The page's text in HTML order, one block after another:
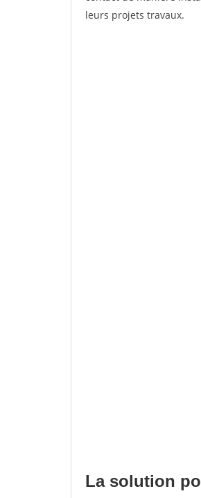
leurs projets travaux.
La solution